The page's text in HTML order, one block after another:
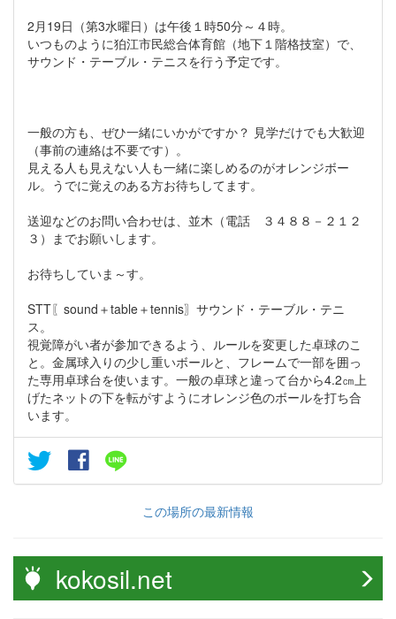
2月19日（第3水曜日）は午後１時50分～４時。
いつものように狛江市民総合体育館（地下１階格技室）で、
サウンド・テーブル・テニスを行う予定です。
一般の方も、ぜひ一緒にいかがですか？ 見学だけでも大歓迎
（事前の連絡は不要です）。
見える人も見えない人も一緒に楽しめるのがオレンジボー
ル。うでに覚えのある方お待ちしてます。
送迎などのお問い合わせは、並木（電話 ３４８８－２１２
３）までお願いします。
お待ちしていま～す。
STT〖sound＋table＋tennis〗サウンド・テーブル・テニ
ス。
視覚障がい者が参加できるよう、ルールを変更した卓球のこ
と。金属球入りの少し重いボールと、フレームで一部を囲っ
た専用卓球台を使います。一般の卓球と違って台から4.2㎝上
げたネットの下を転がすようにオレンジ色のボールを打ち合
います。
この場所の最新情報
kokosil.net